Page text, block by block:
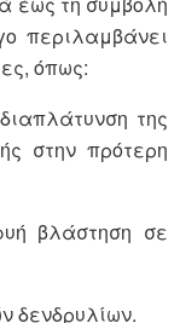
περιλαμβάνει
όπως:
της
στην πρότερη
βλάστηση σε
δενδρυλίων.